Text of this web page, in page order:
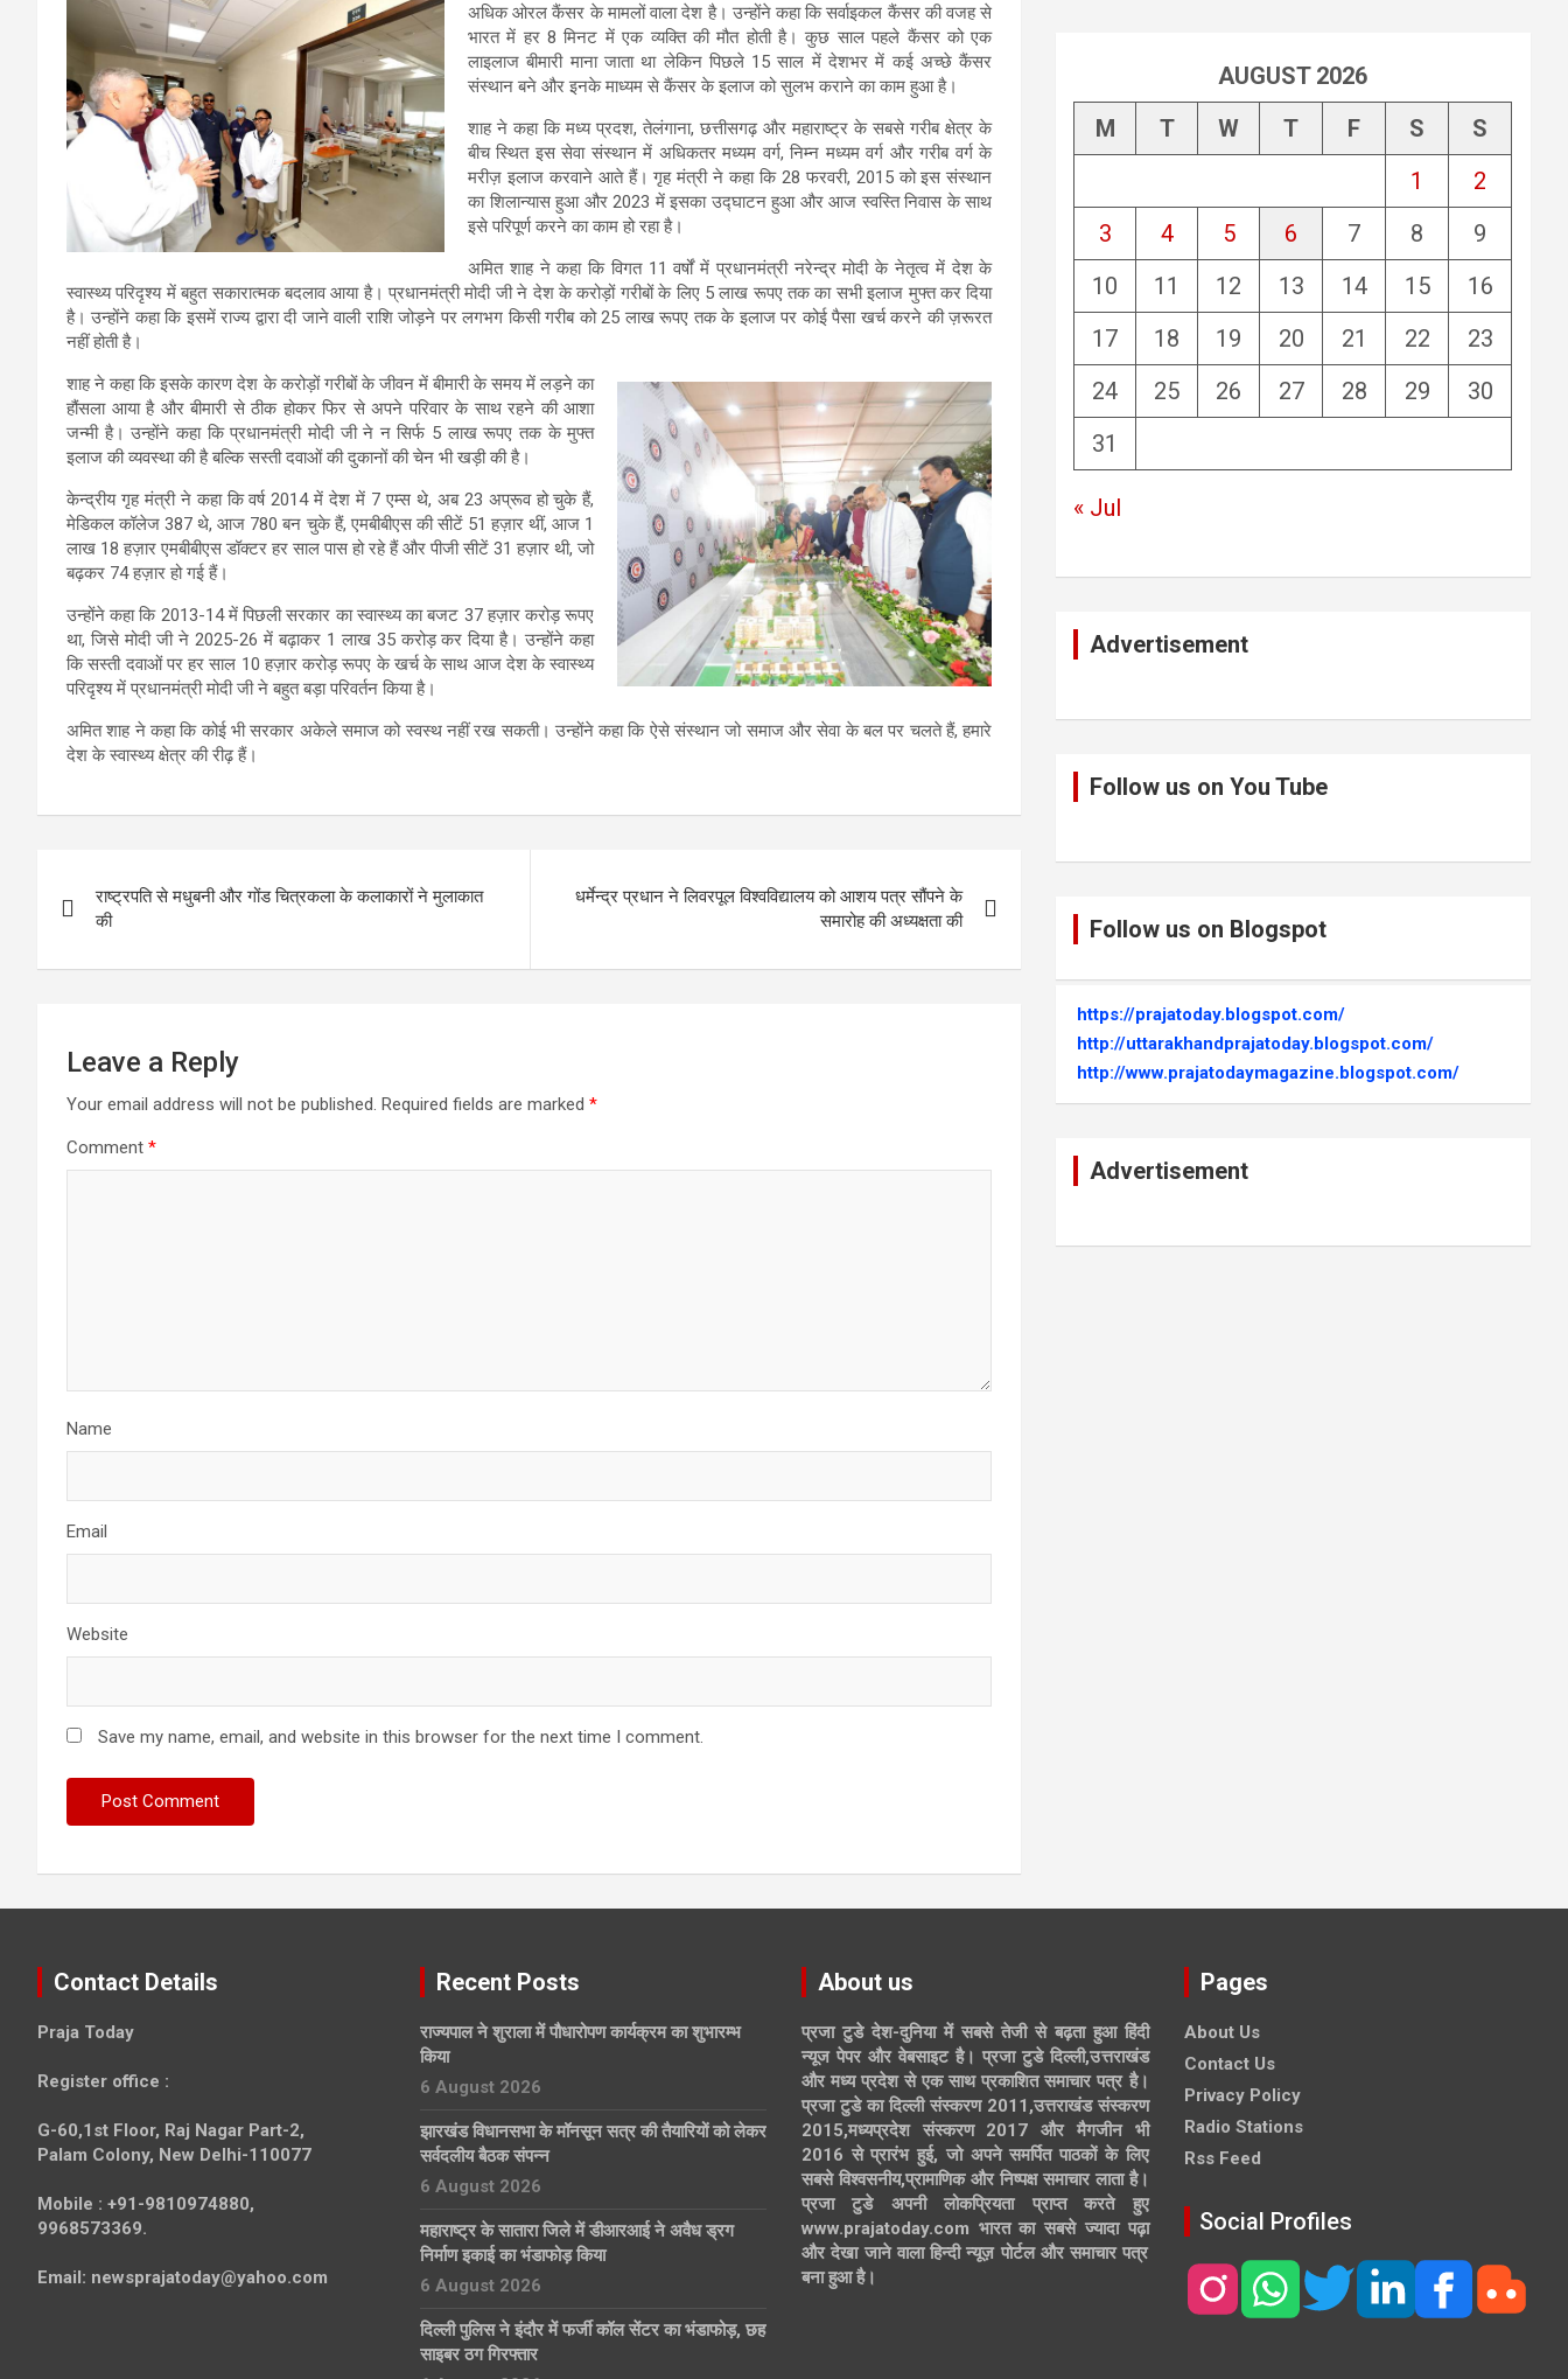
अधिक ओरल कैंसर के मामलों वाला देश है। उन्होंने कहा कि सर्वाइकल कैंसर की वजह से
भारत में हर 8 मिनट में एक व्यक्ति की मौत होती है। कुछ साल पहले कैंसर को एक
लाइलाज बीमारी माना जाता था लेकिन पिछले 15 साल में देशभर में कई अच्छे कैंसर
संस्थान बने और इनके माध्यम से कैंसर के इलाज को सुलभ कराने का काम हुआ है।
शाह ने कहा कि मध्य प्रदश, तेलंगाना, छत्तीसगढ़ और महाराष्ट्र के सबसे गरीब क्षेत्र के
बीच स्थित इस सेवा संस्थान में अधिकतर मध्यम वर्ग, निम्न मध्यम वर्ग और गरीब वर्ग के
मरीज़ इलाज करवाने आते हैं। गृह मंत्री ने कहा कि 28 फरवरी, 2015 को इस संस्थान
का शिलान्यास हुआ और 2023 में इसका उद्घाटन हुआ और आज स्वस्ति निवास के साथ
इसे परिपूर्ण करने का काम हो रहा है।
अमित शाह ने कहा कि विगत 11 वर्षों में प्रधानमंत्री नरेन्द्र मोदी के नेतृत्व में देश के
स्वास्थ्य परिदृश्य में बहुत सकारात्मक बदलाव आया है। प्रधानमंत्री मोदी जी ने देश के करोड़ों गरीबों के लिए 5 लाख रूपए तक का सभी इलाज मुफ्त कर दिया
है। उन्होंने कहा कि इसमें राज्य द्वारा दी जाने वाली राशि जोड़ने पर लगभग किसी गरीब को 25 लाख रूपए तक के इलाज पर कोई पैसा खर्च करने की ज़रूरत
नहीं होती है।
शाह ने कहा कि इसके कारण देश के करोड़ों गरीबों के जीवन में बीमारी के समय में लड़ने का
हौंसला आया है और बीमारी से ठीक होकर फिर से अपने परिवार के साथ रहने की आशा
जन्मी है। उन्होंने कहा कि प्रधानमंत्री मोदी जी ने न सिर्फ 5 लाख रूपए तक के मुफ्त
इलाज की व्यवस्था की है बल्कि सस्ती दवाओं की दुकानों की चेन भी खड़ी की है।
केन्द्रीय गृह मंत्री ने कहा कि वर्ष 2014 में देश में 7 एम्स थे, अब 23 अप्रूव हो चुके हैं,
मेडिकल कॉलेज 387 थे, आज 780 बन चुके हैं, एमबीबीएस की सीटें 51 हज़ार थीं, आज 1
लाख 18 हज़ार एमबीबीएस डॉक्टर हर साल पास हो रहे हैं और पीजी सीटें 31 हज़ार थी, जो
बढ़कर 74 हज़ार हो गई हैं।
उन्होंने कहा कि 2013-14 में पिछली सरकार का स्वास्थ्य का बजट 37 हज़ार करोड़ रूपए
था, जिसे मोदी जी ने 2025-26 में बढ़ाकर 1 लाख 35 करोड़ कर दिया है। उन्होंने कहा
कि सस्ती दवाओं पर हर साल 10 हज़ार करोड़ रूपए के खर्च के साथ आज देश के स्वास्थ्य
परिदृश्य में प्रधानमंत्री मोदी जी ने बहुत बड़ा परिवर्तन किया है।
अमित शाह ने कहा कि कोई भी सरकार अकेले समाज को स्वस्थ नहीं रख सकती। उन्होंने कहा कि ऐसे संस्थान जो समाज और सेवा के बल पर चलते हैं, हमारे
देश के स्वास्थ्य क्षेत्र की रीढ़ हैं।
navigation
राष्ट्रपति से मधुबनी और गोंड चित्रकला के कलाकारों ने मुलाकात
की
धर्मेन्द्र प्रधान ने लिवरपूल विश्वविद्यालय को आशय पत्र सौंपने के
समारोह की अध्यक्षता की
Leave a Reply
Your email address will not be published. Required fields are marked *
Comment *
Name
Email
Website
Save my name, email, and website in this browser for the next time I comment.
AUGUST 2026
M
T W T F S
S
1
2
3
4 5 6 7 8
9
10
11 12 13 14 15
16
17
18 19 20 21 22
23
24
25 26 27 28 29
30
31
« Jul
Advertisement
Follow us on You Tube
Follow us on Blogspot
https://prajatoday.blogspot.com/
http://uttarakhandprajatoday.blogspot.com/
http://www.prajatodaymagazine.blogspot.com/
Advertisement
Contact Details
Praja Today
Register office :
G-60,1st Floor, Raj Nagar Part-2,
Palam Colony, New Delhi-110077
Mobile : +91-9810974880,
9968573369.
Email: newsprajatoday@yahoo.com
Recent Posts
राज्यपाल ने शुराला में पौधारोपण कार्यक्रम का शुभारम्भ
किया
6 August 2026
झारखंड विधानसभा के मॉनसून सत्र की तैयारियों को लेकर
सर्वदलीय बैठक संपन्न
6 August 2026
महाराष्ट्र के सातारा जिले में डीआरआई ने अवैध ड्रग
निर्माण इकाई का भंडाफोड़ किया
6 August 2026
दिल्ली पुलिस ने इंदौर में फर्जी कॉल सेंटर का भंडाफोड़, छह
साइबर ठग गिरफ्तार
About us
प्रजा टुडे देश-दुनिया में सबसे तेजी से बढ़ता हुआ हिंदी
न्यूज पेपर और वेबसाइट है। प्रजा टुडे दिल्ली,उत्तराखंड
और मध्य प्रदेश से एक साथ प्रकाशित समाचार पत्र है।
प्रजा टुडे का दिल्ली संस्करण 2011,उत्तराखंड संस्करण
2015,मध्यप्रदेश संस्करण 2017 और मैगजीन भी
2016 से प्रारंभ हुई, जो अपने समर्पित पाठकों के लिए
सबसे विश्वसनीय,प्रामाणिक और निष्पक्ष समाचार लाता है।
प्रजा टुडे अपनी लोकप्रियता प्राप्त करते हुए
www.prajatoday.com भारत का सबसे ज्यादा पढ़ा
और देखा जाने वाला हिन्दी न्यूज़ पोर्टल और समाचार पत्र
बना हुआ है।
Pages
About Us
Contact Us
Privacy Policy
Radio Stations
Rss Feed
Social Profiles